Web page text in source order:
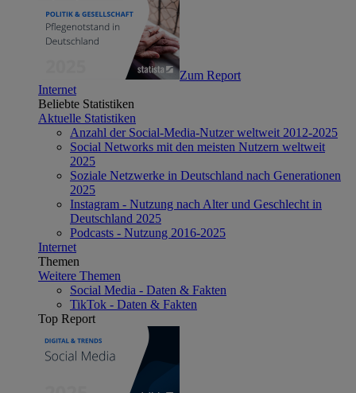
Zum Report
Internet
Beliebte Statistiken
Aktuelle Statistiken
Anzahl der Social-Media-Nutzer weltweit 2012-2025
Social Networks mit den meisten Nutzern weltweit
2025
Soziale Netzwerke in Deutschland nach Generationen
2025
Instagram - Nutzung nach Alter und Geschlecht in
Deutschland 2025
Podcasts - Nutzung 2016-2025
Internet
Themen
Weitere Themen
Social Media - Daten & Fakten
TikTok - Daten & Fakten
Top Report